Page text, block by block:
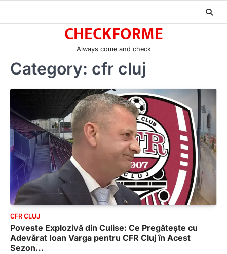
CHECKFORME
Always come and check
Category: cfr cluj
CFR CLUJ
Poveste Explozivă din Culise: Ce Pregătește cu
Adevărat Ioan Varga pentru CFR Cluj în Acest
Sezon…